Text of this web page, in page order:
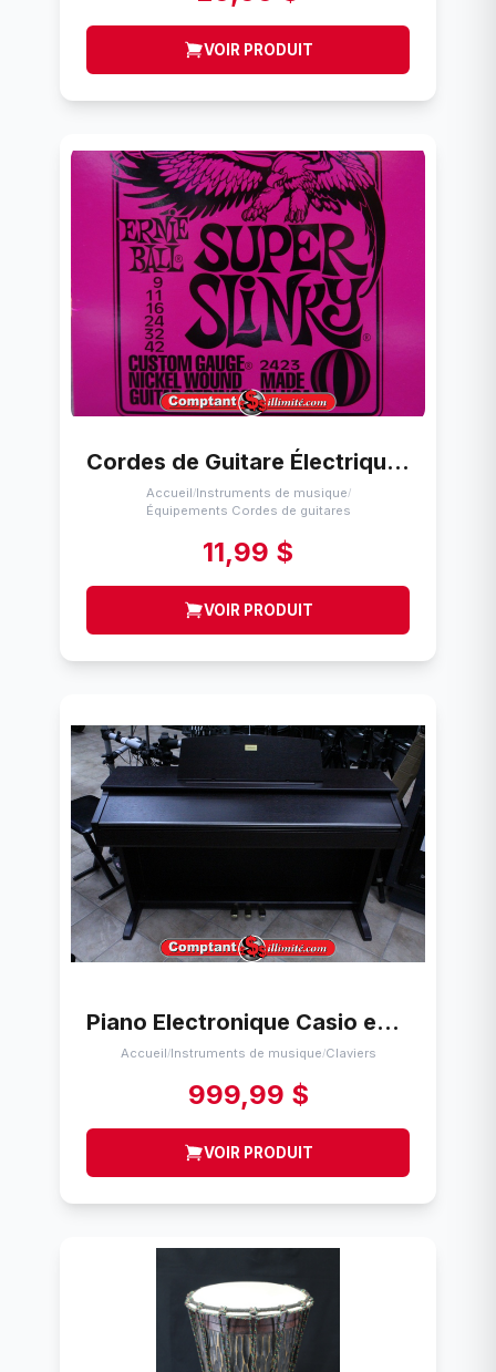
VOIR PRODUIT
Cordes de Guitare Électrique (9-42) Ernie Ball Super Slinky (9-42)
Accueil/Instruments de musique/
Équipements Cordes de guitares
11,99 $
VOIR PRODUIT
Piano Electronique Casio en bois AP-45
Accueil/Instruments de musique/Claviers
999,99 $
VOIR PRODUIT